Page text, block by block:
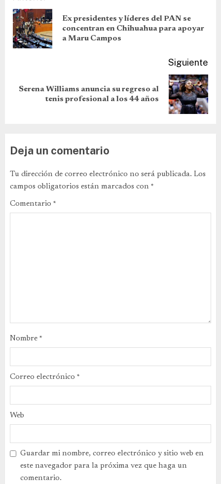
Ex presidentes y líderes del PAN se
concentran en Chihuahua para apoyar
a Maru Campos
Siguiente
Serena Williams anuncia su regreso al
tenis profesional a los 44 años
Deja un comentario
Tu dirección de correo electrónico no será publicada. Los
campos obligatorios están marcados con *
Comentario *
Nombre *
Correo electrónico *
Web
Guardar mi nombre, correo electrónico y sitio web en
este navegador para la próxima vez que haga un
comentario.